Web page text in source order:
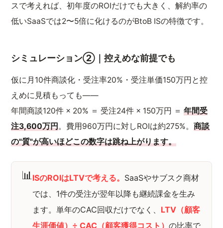
スで考えれば、初年度のROIだけでも大きく、解約率の
低いSaaSでは2〜5倍に化けるのがBtoB ISの特徴です。
シミュレーション②｜控えめな前提でも
仮に月10件商談化・受注率20%・受注単価150万円と控
えめに見積もっても——
年間商談120件 × 20% ＝ 受注24件 × 150万円 ＝年間受
注3,600万円。費用960万円に対しROIは約275%。商談
の"質"が高いほどこの数字は跳ね上がります。
📊 ISのROIはLTVで考える。 SaaSやサブスク商材
では、1件の受注が翌年以降も継続課金を生み
ます。単年のCAC回収だけでなく、 LTV（顧客
生涯価値）÷ CAC（顧客獲得コスト）の比率で